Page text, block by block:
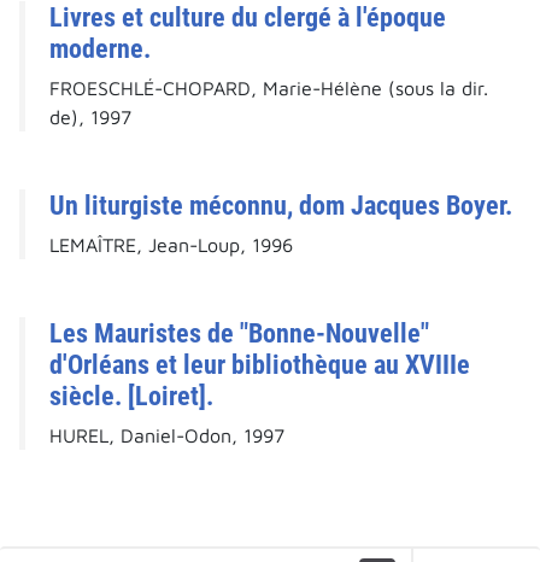
Livres et culture du clergé à l'époque
moderne.
FROESCHLÉ-CHOPARD, Marie-Hélène (sous la dir.
de), 1997
Un liturgiste méconnu, dom Jacques Boyer.
LEMAÎTRE, Jean-Loup, 1996
Les Mauristes de "Bonne-Nouvelle"
d'Orléans et leur bibliothèque au XVIIIe
siècle. [Loiret].
HUREL, Daniel-Odon, 1997